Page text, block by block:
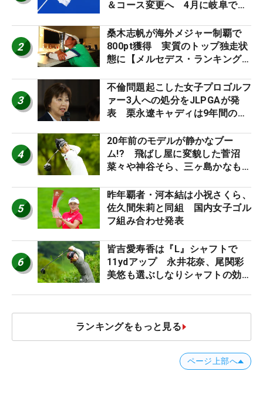
＆コース変更へ 4月に岐阜で開
2
桑木志帆が海外メジャー制覇で
800pt獲得 実質のトップ独走状
態に【メルセデス・ランキング番
3
不倫問題起こした女子プロゴルフ
ァー3人への処分をJLPGAが発
表 栗永遼キャディは9年間の立
4
20年前のモデルが静かなブー
ム!? 飛ばし屋に変貌した菅沼
菜々や神谷そら、三ヶ島かなも使
ロたちの“飛ばしギア”】
5
昨年覇者・河本結は小祝さくら、
佐久間朱莉と同組 国内女子ゴル
フ組み合わせ発表
6
皆吉愛寿香は『L』シャフトで
11ydアップ 永井花奈、尾関彩
美悠も選ぶしなりシャフトの効果
ランキングをもっと見る
ページ上部へ